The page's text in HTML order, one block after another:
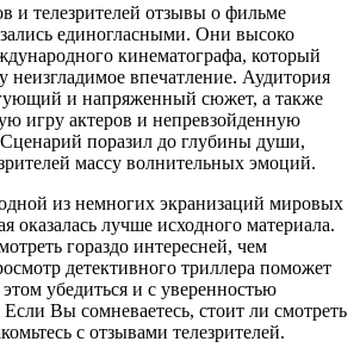
и телезрителей отзывы о фильме
единогласными. Они высоко
кинематографа, который
неизгладимое впечатление. Аудитория
и напряженный сюжет, а также
игру актеров и непревзойденную
поразил до глубины души,
массу волнительных эмоций.
из немногих экранизаций мировых
оказалась лучше исходного материала.
гораздо интересней, чем
детективного триллера поможет
убедиться и с уверенностью
Вы сомневаетесь, стоит ли смотреть
с отзывами телезрителей.